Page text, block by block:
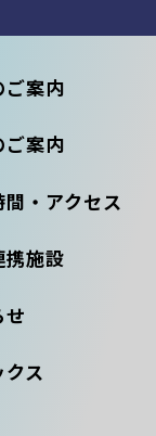
ご案内
ご案内
・アクセス
携施設
せ
クス